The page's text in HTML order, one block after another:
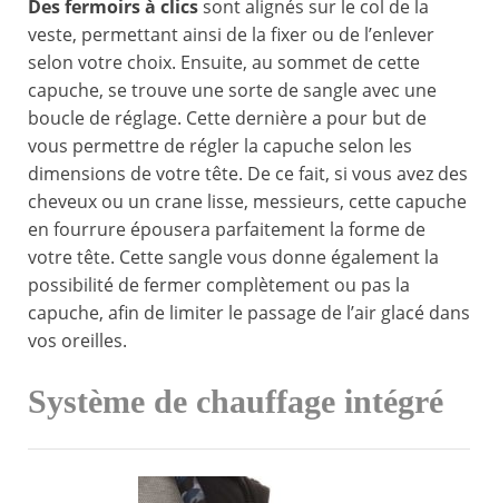
Des fermoirs à clicssont alignés sur le col de la
veste, permettant ainsi de la fixer ou de l’enlever
selon votre choix. Ensuite, au sommet de cette
capuche, se trouve une sorte de sangle avec une
boucle de réglage. Cette dernière a pour but de
vous permettre de régler la capuche selon les
dimensions de votre tête. De ce fait, si vous avez des
cheveux ou un crane lisse, messieurs, cette capuche
en fourrure épousera parfaitement la forme de
votre tête. Cette sangle vous donne également la
possibilité de fermer complètement ou pas la
capuche, afin de limiter le passage de l’air glacé dans
vos oreilles.
Système de chauffage intégré